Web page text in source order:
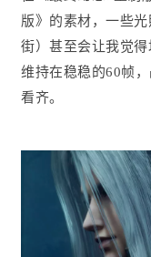
版》的素材，一些
街）甚至会让我觉
维持在稳稳的60帧
看齐。